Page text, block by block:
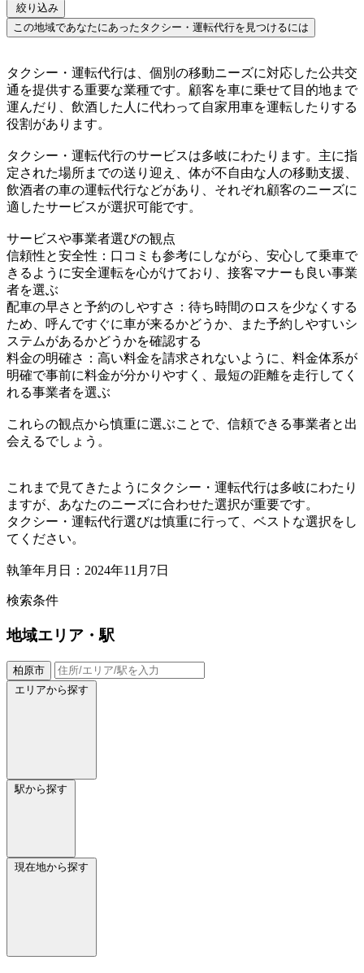
絞り込み
この地域であなたにあったタクシー・運転代行を見つけるには
タクシー・運転代行は、個別の移動ニーズに対応した公共交
通を提供する重要な業種です。顧客を車に乗せて目的地まで
運んだり、飲酒した人に代わって自家用車を運転したりする
役割があります。
タクシー・運転代行のサービスは多岐にわたります。主に指
定された場所までの送り迎え、体が不自由な人の移動支援、
飲酒者の車の運転代行などがあり、それぞれ顧客のニーズに
適したサービスが選択可能です。
サービスや事業者選びの観点
信頼性と安全性：口コミも参考にしながら、安心して乗車で
きるように安全運転を心がけており、接客マナーも良い事業
者を選ぶ
配車の早さと予約のしやすさ：待ち時間のロスを少なくする
ため、呼んですぐに車が来るかどうか、また予約しやすいシ
ステムがあるかどうかを確認する
料金の明確さ：高い料金を請求されないように、料金体系が
明確で事前に料金が分かりやすく、最短の距離を走行してく
れる事業者を選ぶ
これらの観点から慎重に選ぶことで、信頼できる事業者と出
会えるでしょう。
これまで見てきたようにタクシー・運転代行は多岐にわたり
ますが、あなたのニーズに合わせた選択が重要です。
タクシー・運転代行選びは慎重に行って、ベストな選択をし
てください。
執筆年月日：2024年11月7日
検索条件
地域エリア・駅
柏原市
エリアから探す
駅から探す
現在地から探す